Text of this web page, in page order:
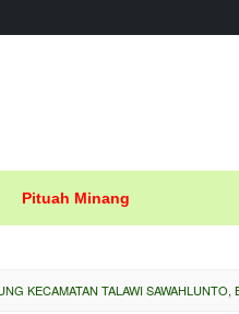
Pituah Minang
KECAMATAN TALAWI SAWAHLUNTO,